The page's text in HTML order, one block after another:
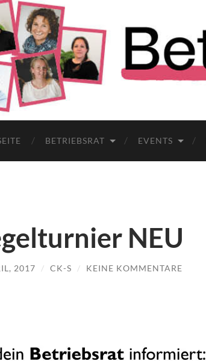
BETRIEBSRAT EVENTS
NEU
2017 / CK-S / KEINE KOMMENTARE